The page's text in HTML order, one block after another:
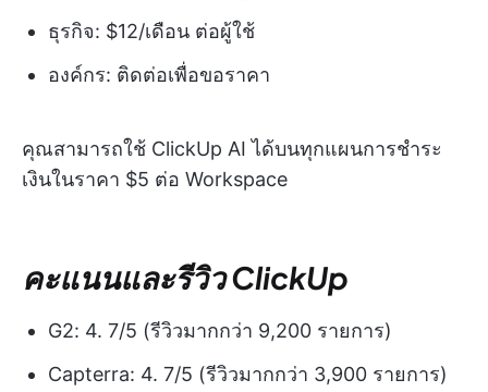
ธุรกิจ: $12/เดือน ต่อผู้ใช้
องค์กร: ติดต่อเพื่อขอราคา
คุณสามารถใช้ ClickUp AI ได้บนทุกแผนการชำระ
เงินในราคา $5 ต่อ Workspace
คะแนนและรีวิว ClickUp
G2: 4. 7/5 (รีวิวมากกว่า 9,200 รายการ)
Capterra: 4. 7/5 (รีวิวมากกว่า 3,900 รายการ)